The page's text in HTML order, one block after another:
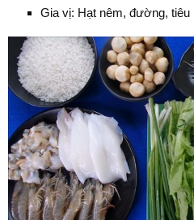
Gia vị: Hạt nêm, đường, tiêu